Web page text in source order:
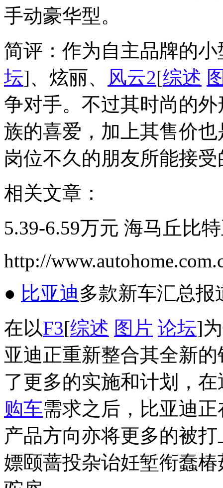
手动豪华型。
简评：作为自主品牌的小
坛]、炫丽、 风云2[综述
争对手。不过其时尚的
族的喜爱，加上其售价
岗位不久的朋友所能接受
相关文章：
5.39-6.59万元 海马丘比
http://
● 比亚迪多款新车汇总报
在以F3[综述 图片 论坛]
亚迪正重新整合其全新
了更多的实施和计划，
购车需求之后，比亚迪
产品方向亦将更多的被
嫖颐蔷投杂诒妊堑衔蠢